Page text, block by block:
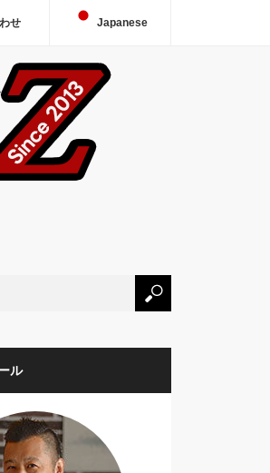
せ Japanese
ル